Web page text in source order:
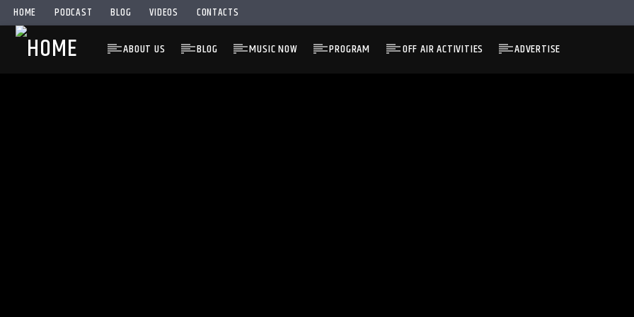
HOME PODCAST BLOG VIDEOS CONTACTS
ABOUT US BLOG MUSIC NOW PROGRAM OFF AIR ACTIVITIES ADVERTISE